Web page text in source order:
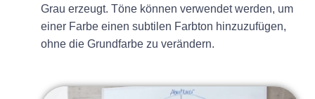
Grau erzeugt. Töne können verwendet werden, um
einer Farbe einen subtilen Farbton hinzuzufügen,
ohne die Grundfarbe zu verändern.